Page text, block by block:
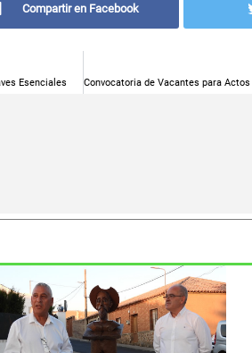
Compartir en Facebook
Esenciales